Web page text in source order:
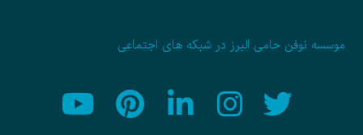
موسسه نوفن حامی البرز در شبکه های اجتماعی